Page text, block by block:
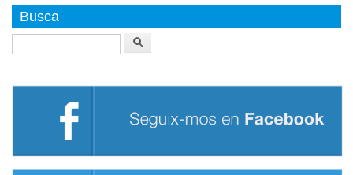
Busca